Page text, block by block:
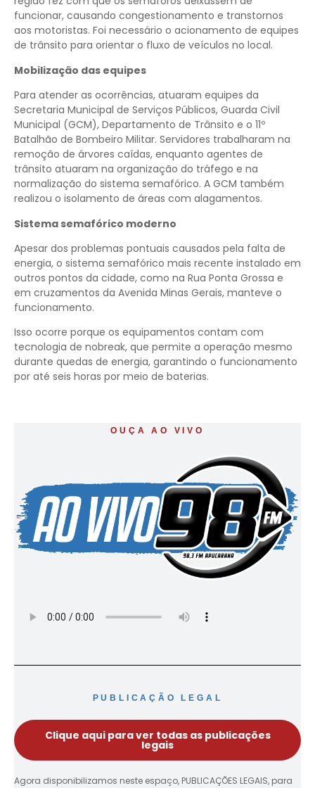
funcionar, causando congestionamento e transtornos
aos motoristas. Foi necessário o acionamento de equipes
de trânsito para orientar o fluxo de veículos no local.
Mobilização das equipes
Para atender as ocorrências, atuaram equipes da
Secretaria Municipal de Serviços Públicos, Guarda Civil
Municipal (GCM), Departamento de Trânsito e o 11º
Batalhão de Bombeiro Militar. Servidores trabalharam na
remoção de árvores caídas, enquanto agentes de
trânsito atuaram na organização do tráfego e na
normalização do sistema semafórico. A GCM também
realizou o isolamento de áreas com alagamentos.
Sistema semafórico moderno
Apesar dos problemas pontuais causados pela falta de
energia, o sistema semafórico mais recente instalado em
outros pontos da cidade, como na Rua Ponta Grossa e
em cruzamentos da Avenida Minas Gerais, manteve o
funcionamento.
Isso ocorre porque os equipamentos contam com
tecnologia de nobreak, que permite a operação mesmo
durante quedas de energia, garantindo o funcionamento
por até seis horas por meio de baterias.
OUÇA AO VIVO
PUBLICAÇÃO LEGAL
Clique aqui para ver todas as publicações
legais
Agora disponibilizamos neste espaço, PUBLICAÇÕES LEGAIS, para